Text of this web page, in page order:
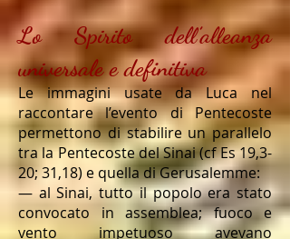
Lo Spirito dell’alleanza
universale e definitiva
Le immagini usate da Luca nel
raccontare l’evento di Pentecoste
permettono di stabilire un parallelo
tra la Pentecoste del Sinai (cf Es 19,3-
20; 31,18) e quella di Gerusalemme:
— al Sinai, tutto il popolo era stato
convocato in assemblea; fuoco e
vento impetuoso avevano